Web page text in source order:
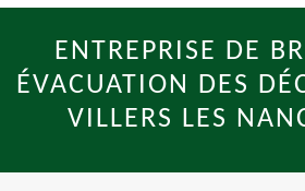
ENTREPRISE DE
ÉVACUATION DES
VILLERS LES